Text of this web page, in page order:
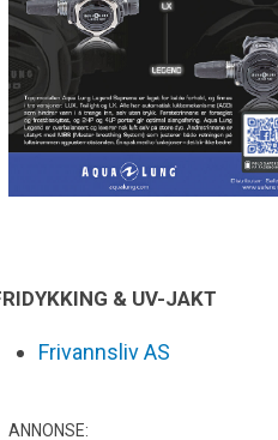
& UV-JAKT
Frivannsliv AS
ANNONSE: